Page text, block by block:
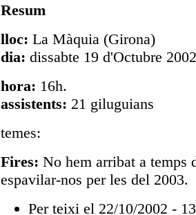
Resum
lloc: La Màquia (Girona)
dia: dissabte 19 d'Octubre 2002
hora: 16h.
assistents: 21 giluguians
temes:
Fires: No hem arribat a temps
espavilar-nos per les del 2003.
Per teixi el 22/10/2002 -